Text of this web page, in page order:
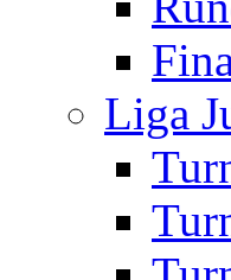
Liga